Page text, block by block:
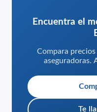
Encuentra el
Compara
aseguradoras.
Te